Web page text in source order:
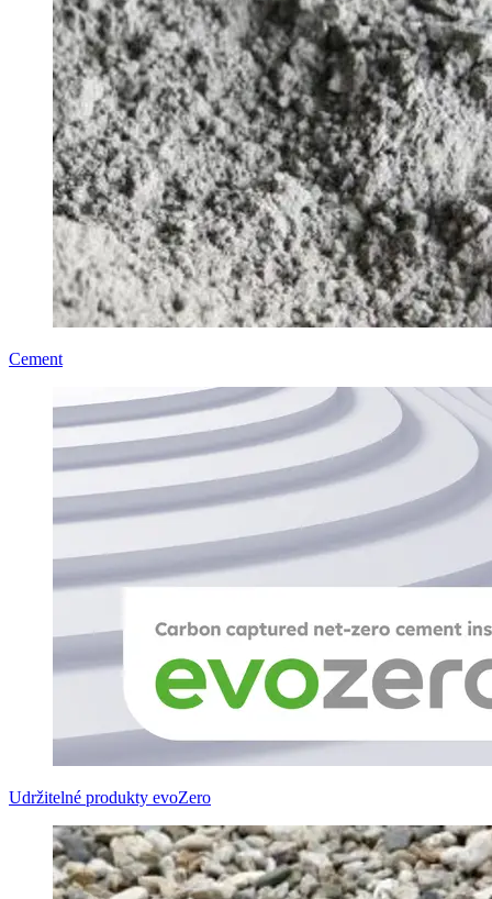
Cement
Udržitelné produkty evoZero